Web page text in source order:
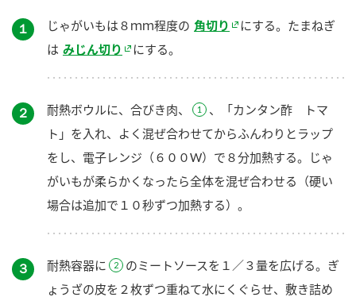
１ じゃがいもは８ｍｍ程度の 角切り
にする。たまねぎ
は みじん切り にする。
２ 耐熱ボウルに、合びき肉、
、「カンタン酢 トマ
ト」を入れ、よく混ぜ合わせてからふんわりとラップ
をし、電子レンジ（６００W）で８分加熱する。じゃ
がいもが柔らかくなったら全体を混ぜ合わせる（硬い
場合は追加で１０秒ずつ加熱する）。
３ 耐熱容器に
のミートソースを１／３量を広げる。ぎ
ょうざの皮を２枚ずつ重ねて水にくぐらせ、敷き詰め